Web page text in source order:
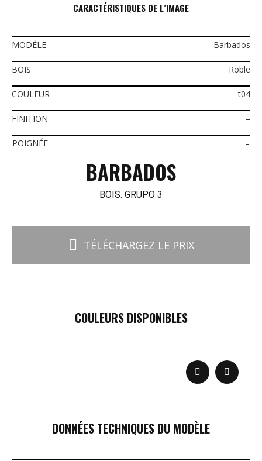
CARACTÉRISTIQUES DE L’IMAGE
MODÈLE Barbados
BOIS Roble
COULEUR t04
FINITION –
POIGNÉE –
BARBADOS
BOIS. GRUPO 3
TÉLÉCHARGEZ LE PRIX
COULEURS DISPONIBLES
DONNÉES TECHNIQUES DU MODÈLE